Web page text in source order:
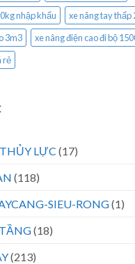
nhập khẩu
xe nâng tay thấp
3m3
xe nâng điện cao đi bộ
rẻ
LỰC (17)
(118)
SIEU-RONG(1)
(18)
(213)